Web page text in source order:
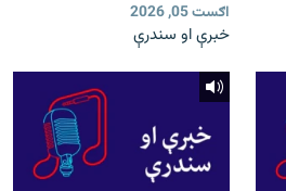
اګست 05, 2026
خبرې او سندرې